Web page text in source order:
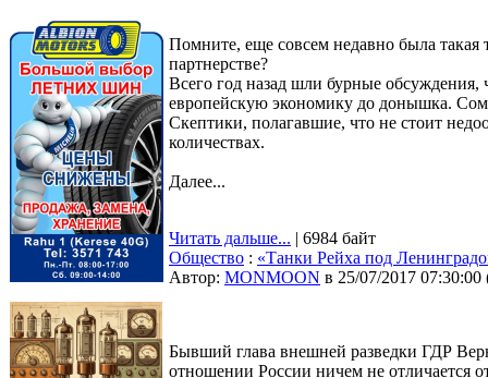
Помните, еще совсем недавно была
партнерстве?
Всего год назад шли бурные
европейскую экономику до донышка.
Скептики, полагавшие, что не стоит
количествах.
Далее...
Читать дальше... | 6984 байт
Общество : «Танки Рейха под
Автор: MONMOON в 25/07/2017 07:30:00
Бывший глава внешней разведки ГДР
отношении России ничем не отличается